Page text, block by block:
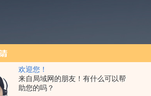
欢迎您！
来自局域网的朋友！有什么可以帮
助您的吗？
80吨地磅常规尺寸|80吨地磅标准宽度-【